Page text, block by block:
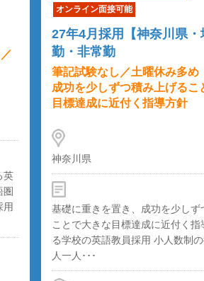
英
圏
用
オンライン面接可能
27年4月採用【神奈川県・
勤・非常勤
筆記試験なし／土曜休み多め
成功を少しずつ積み上げるこ
目標達成に近付く指導方針
神奈川県
基礎に重きを置き、成功を少しず
ことで大きな目標達成に近付く指
る学校の英語教員採用 小人数制
人一人･･･